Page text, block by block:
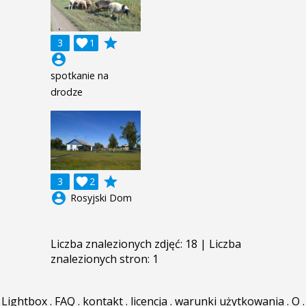
3 1

grade
account_circle
spotkanie na
drodze
3 2

grade
account_circle Rosyjski Dom
Liczba znalezionych zdjęć: 18 | Liczba
znalezionych stron: 1
Lightbox. FAQ . kontakt. licencja . warunki użytkowania . O .